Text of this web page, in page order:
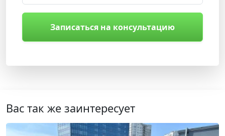
Записаться на консультацию
Вас так же заинтересует